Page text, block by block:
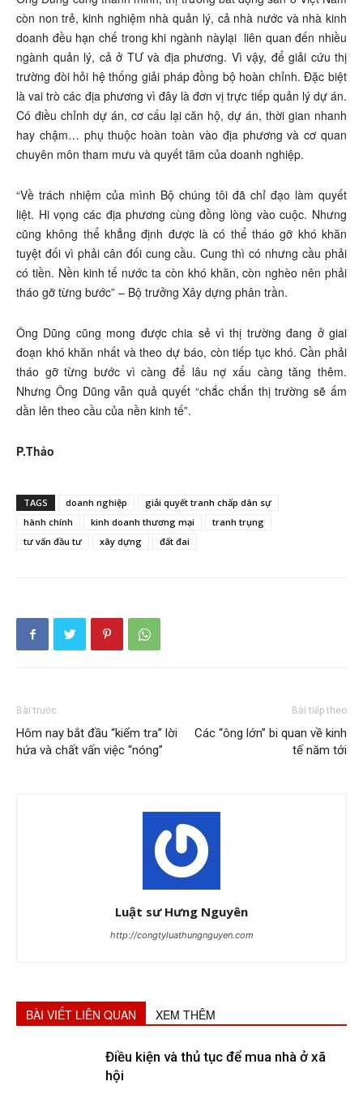
còn non trẻ, kinh nghiệm nhà quản lý, cả nhà nước và nhà kinh
doanh đều hạn chế trong khi ngành nàylại liên quan đến nhiều
ngành quản lý, cả ở TƯ và địa phương. Vì vậy, để giải cứu thị
trường đòi hỏi hệ thống giải pháp đồng bộ hoàn chỉnh. Đặc biệt
là vai trò các địa phương vì đây là đơn vị trực tiếp quản lý dự án.
Có điều chỉnh dự án, cơ cấu lại căn hộ, dự án, thời gian nhanh
hay chậm… phụ thuộc hoàn toàn vào địa phương và cơ quan
chuyên môn tham mưu và quyết tâm của doanh nghiệp.
“Về trách nhiệm của mình Bộ chúng tôi đã chỉ đạo làm quyết
liệt. Hi vọng các địa phương cùng đồng lòng vào cuộc. Nhưng
cũng không thể khẳng định được là có thể tháo gỡ khó khăn
tuyệt đối vì phải cân đối cung cầu. Cung thì có nhưng cầu phải
có tiền. Nền kinh tế nước ta còn khó khăn, còn nghèo nên phải
tháo gỡ từng bước” – Bộ trưởng Xây dựng phân trần.
Ông Dũng cũng mong được chia sẻ vì thị trường đang ở giai
đoạn khó khăn nhất và theo dự báo, còn tiếp tục khó. Cần phải
tháo gỡ từng bước vì càng để lâu nợ xấu càng tăng thêm.
Nhưng Ông Dũng vẫn quả quyết “chắc chắn thị trường sẽ ấm
dần lên theo cầu của nền kinh tế”.
P.Thảo
TAGS doanh nghiệp
giải quyết tranh chấp dân sự
hành chính
kinh doanh thương mại
tranh trụng
tư vấn đầu tư
xây dựng đất đai
Bài trước
Hôm nay bắt đầu “kiểm tra” lời
hứa và chất vấn việc “nóng”
Bài tiếp theo
Các “ông lớn” bi quan về kinh
tế năm tới
Luật sư Hưng Nguyên
http://congtyluathungnguyen.com
BÀI VIẾT LIÊN QUAN XEM THÊM
Điều kiện và thủ tục để mua nhà ở xã
hội